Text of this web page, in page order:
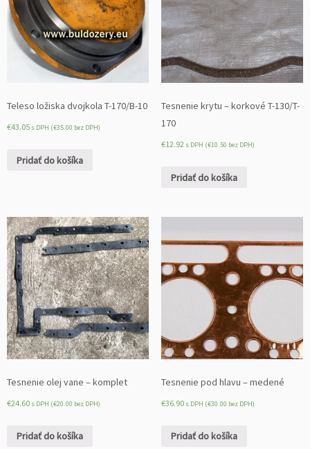
Teleso ložiska dvojkola T-170/B-10
€43.05 s DPH (€35.00 bez DPH)
Pridať do košíka
Tesnenie krytu – korkové T-130/T-
170
€12.92 s DPH (€10.50 bez DPH)
Pridať do košíka
Tesnenie olej vane – komplet
€24.60 s DPH (€20.00 bez DPH)
Pridať do košíka
Tesnenie pod hlavu – medené
€36.90 s DPH (€30.00 bez DPH)
Pridať do košíka